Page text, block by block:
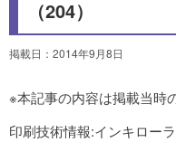
（204）
掲載日：2014年9月8日
※本記事の内容は掲載当時
印刷技術情報:インキロー